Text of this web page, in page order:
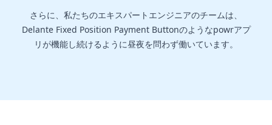
さらに、私たちのエキスパートエンジニアのチームは、
Delante Fixed Position Payment Buttonのようなpowrアプ
リが機能し続けるように昼夜を問わず働いています。